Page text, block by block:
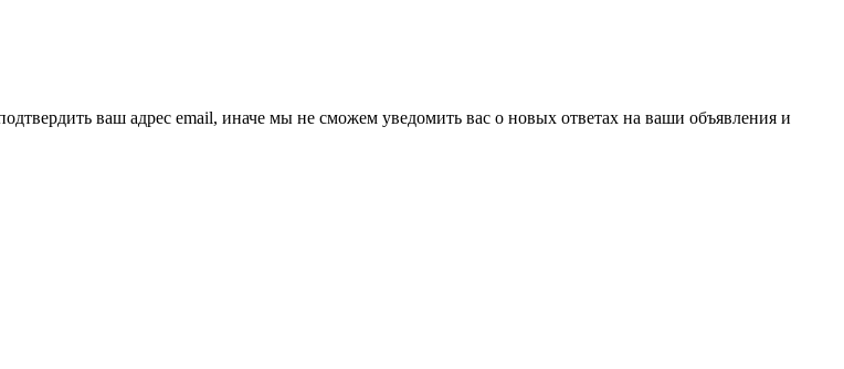
ваш адрес email, иначе мы не сможем уведомить вас о новых ответах на ваши объявления и